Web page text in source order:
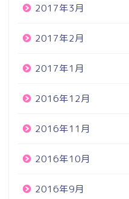
2017年3月
2017年2月
2017年1月
2016年12月
2016年11月
2016年10月
2016年9月